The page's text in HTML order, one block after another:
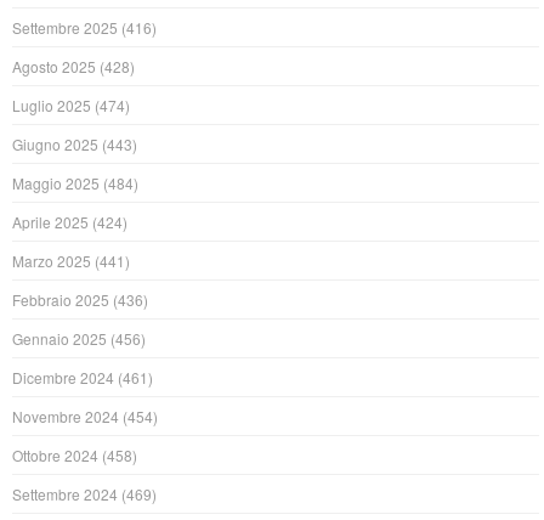
Settembre 2025 (416)
Agosto 2025 (428)
Luglio 2025 (474)
Giugno 2025 (443)
Maggio 2025 (484)
Aprile 2025 (424)
Marzo 2025 (441)
Febbraio 2025 (436)
Gennaio 2025 (456)
Dicembre 2024 (461)
Novembre 2024 (454)
Ottobre 2024 (458)
Settembre 2024 (469)